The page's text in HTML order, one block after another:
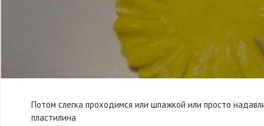
Потом слегка проходимся или шпажкой или просто
пластилина